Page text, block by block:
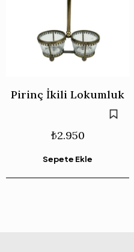
Pirinç İkili Lokumluk
₺2.950
Sepete Ekle